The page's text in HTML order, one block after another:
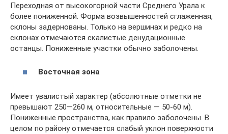
Переходная от высокогорной части Среднего Урала к
более пониженной. Форма возвышенностей сглаженная,
склоны задернованы. Только на вершинах и редко на
склонах отмечаются скалистые денудационные
останцы. Пониженные участки обычно заболочены.
Восточная зона
Имеет увалистый характер (абсолютные отметки не
превышают 250—260 м, относительные — 50-60 м).
Пониженные пространства, как правило заболочены. В
целом по району отмечается слабый уклон поверхности